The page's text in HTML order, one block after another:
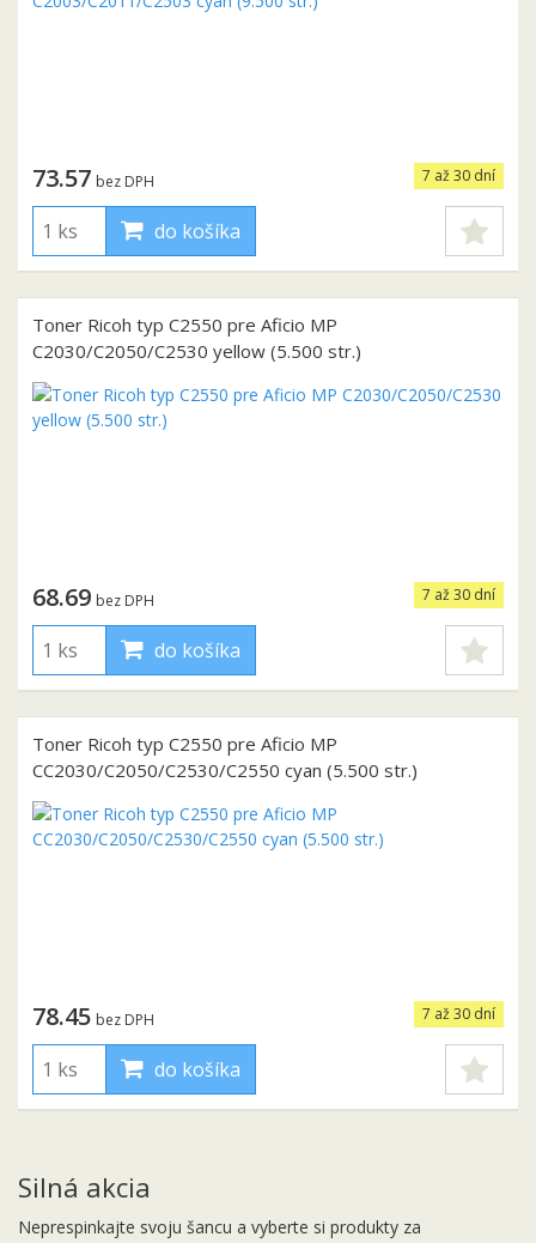
7 až 30 dní
73.57 bez DPH
do košíka
Toner Ricoh typ C2550 pre Aficio MP
C2030/C2050/C2530 yellow (5.500 str.)
7 až 30 dní
68.69 bez DPH
do košíka
Toner Ricoh typ C2550 pre Aficio MP
CC2030/C2050/C2530/C2550 cyan (5.500 str.)
7 až 30 dní
78.45 bez DPH
do košíka
Silná akcia
Neprespinkajte svoju šancu a vyberte si produkty za